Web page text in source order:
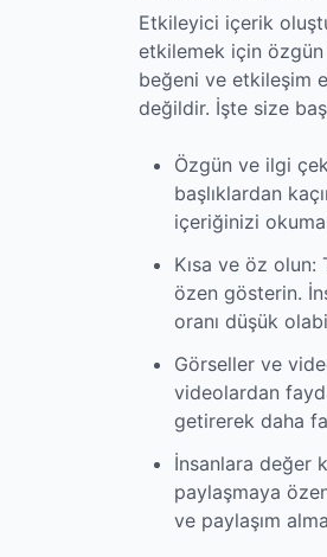
Etkileyici içerik
etkilemek için
beğeni ve etkileşim
değildir. İşte size
Özgün ve ilgi
başlıklardan
içeriğinizi
Kısa ve öz olun:
özen gösterin.
oranı düşük
Görseller ve
videolardan
getirerek daha
İnsanlara değer
paylaşmaya
ve paylaşım